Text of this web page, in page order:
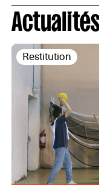
Restitution